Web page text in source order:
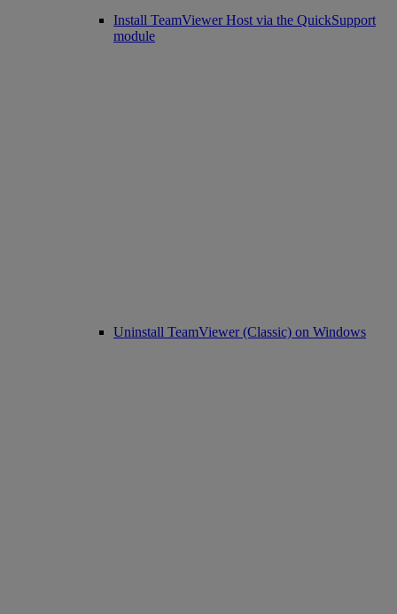
Install TeamViewer Host via the QuickSupport
module
Uninstall TeamViewer (Classic) on Windows